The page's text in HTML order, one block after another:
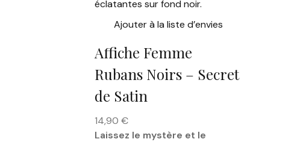
Ajouter à la liste d’envies
Affiche Femme
Rubans Noirs – Secret
de Satin
14,90 €
Laissez le mystère et le